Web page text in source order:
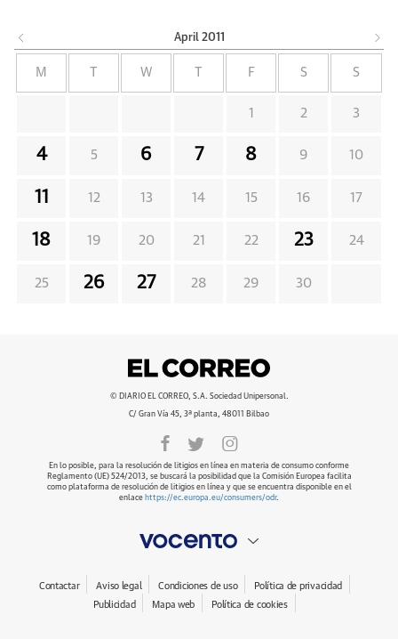
April 2011
M W F S S
1 2 3
4 5 6 7 8 9 10
11 12 13 14 15 16 17
18 19 20 21 22 23 24
25 26 27 28 29 30
© DIARIO EL CORREO, S.A. Sociedad Unipersonal.
C/ Gran Vía 45, 3ª planta, 48011 Bilbao
En lo posible, para la resolución de litigios en línea en materia de consumo conforme
Reglamento (UE) 524/2013, se buscará la posibilidad que la Comisión Europea facilita
como plataforma de resolución de litigios en línea y que se encuentra disponible en el
enlace https://ec.europa.eu/consumers/odr.
Contactar Aviso legal Condiciones de uso
Política de privacidad
Publicidad
Mapa web Política de cookies